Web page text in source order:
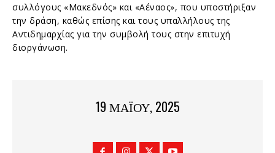
συλλόγους «Μακεδνός» και «Αέναος», που υποστήριξαν
την δράση, καθώς επίσης και τους υπαλλήλους της
Αντιδημαρχίας για την συμβολή τους στην επιτυχή
διοργάνωση.
19 ΜΑΪ́ΟΥ, 2025